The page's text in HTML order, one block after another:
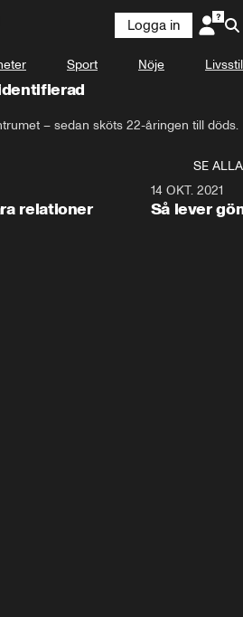
Logga in
Sport Nöje Livsstil
– sedan sköts 22-åringen till döds.
SE ALLA
relationer
14 OKT. 2021
Så lever